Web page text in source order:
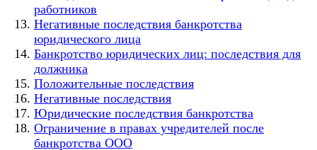
работников
Негативные последствия банкротства
юридического лица
Банкротство юридических лиц: последствия для
должника
Положительные последствия
Негативные последствия
Юридические последствия банкротства
Ограничение в правах учредителей после
банкротства ООО